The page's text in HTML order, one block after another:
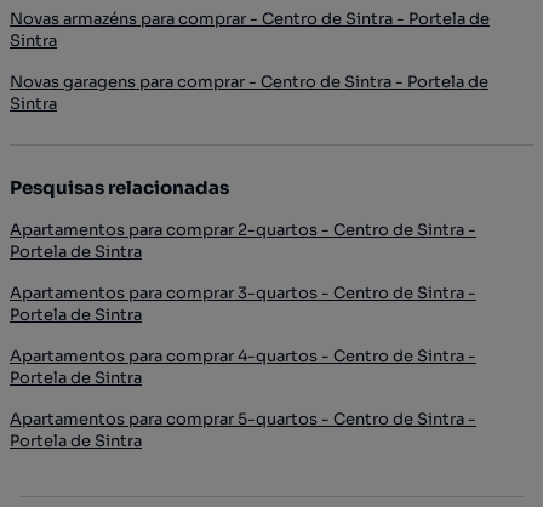
Novas armazéns para comprar - Centro de Sintra - Portela de
Sintra
Novas garagens para comprar - Centro de Sintra - Portela de
Sintra
Pesquisas relacionadas
Apartamentos para comprar 2-quartos - Centro de Sintra -
Portela de Sintra
Apartamentos para comprar 3-quartos - Centro de Sintra -
Portela de Sintra
Apartamentos para comprar 4-quartos - Centro de Sintra -
Portela de Sintra
Apartamentos para comprar 5-quartos - Centro de Sintra -
Portela de Sintra